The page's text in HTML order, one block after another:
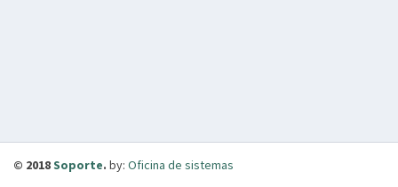
© 2018Soporte. by: Oficina de sistemas